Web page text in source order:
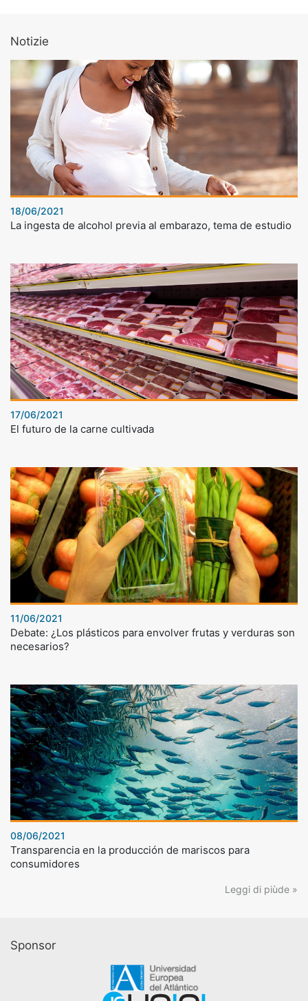
Notizie
18/06/2021
La ingesta de alcohol previa al embarazo, tema de estudio
17/06/2021
El futuro de la carne cultivada
11/06/2021
Debate: ¿Los plásticos para envolver frutas y verduras son
necesarios?
08/06/2021
Transparencia en la producción de mariscos para
consumidores
Leggi di piùde »
Sponsor